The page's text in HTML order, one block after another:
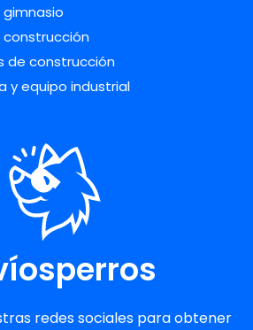
gimnasio
construcción
de construcción
y equipo industrial
redes sociales para obtener